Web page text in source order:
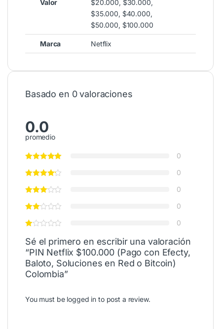
Valor
$20.000, $30.000,
$35.000, $40.000,
$50.000, $100.000
Marca Netflix
Basado en 0 valoraciones
0.0
promedio
0
0
0
0
0
Sé el primero en escribir una valoración
“PIN Netflix $100.000 (Pago con Efecty,
Baloto, Soluciones en Red o Bitcoin)
Colombia”
You must be logged in to post a review.